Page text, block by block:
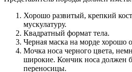
Хорошо развитый, крепкий
мускулатуру.
Квадратный формат тела.
Черная маска на морде хорошо
Мочка носа черного цвета,
широкие. Кончик носа должен
переносицы.